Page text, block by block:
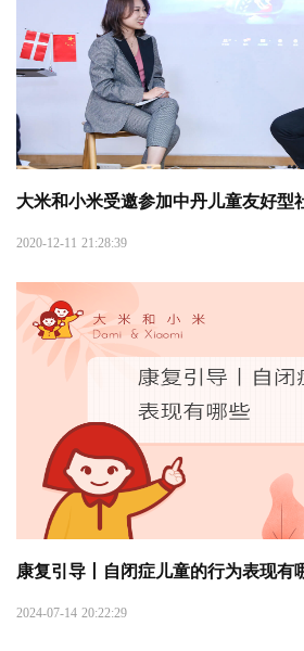
大米和小米受邀参加中丹儿童友好型
2020-12-11 21:28:39
康复引导丨自闭症儿童的行为表现有
2024-07-14 20:22:29